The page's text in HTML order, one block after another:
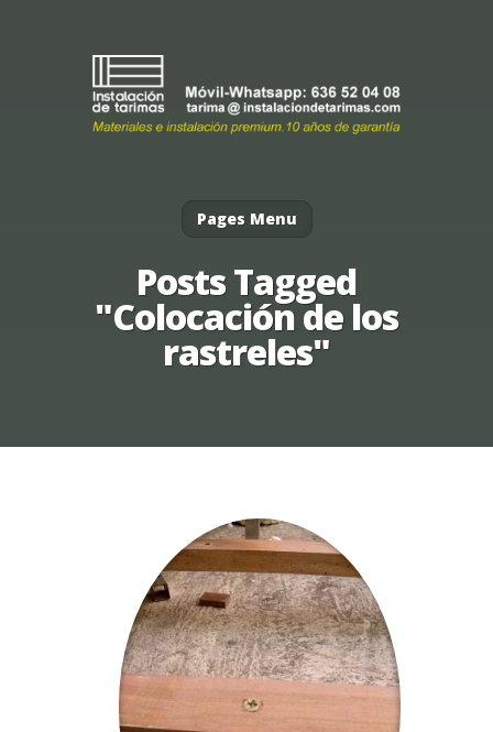
Pages Menu
Posts Tagged
"Colocación de los
rastreles"